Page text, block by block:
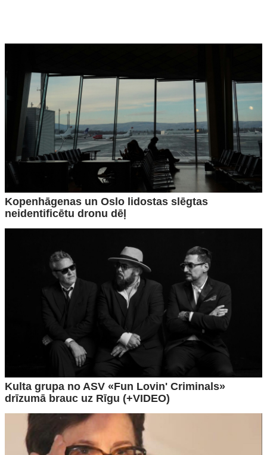
Kopenhāgenas un Oslo lidostas slēgtas
neidentificētu dronu dēļ
Kulta grupa no ASV «Fun Lovin' Criminals»
drīzumā brauc uz Rīgu (+VIDEO)